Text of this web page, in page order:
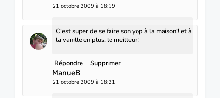
21 octobre 2009 à 18:19
C'est super de se faire son yop à la maison!! et à
la vanille en plus: le meilleur!
Répondre Supprimer
ManueB
21 octobre 2009 à 18:21